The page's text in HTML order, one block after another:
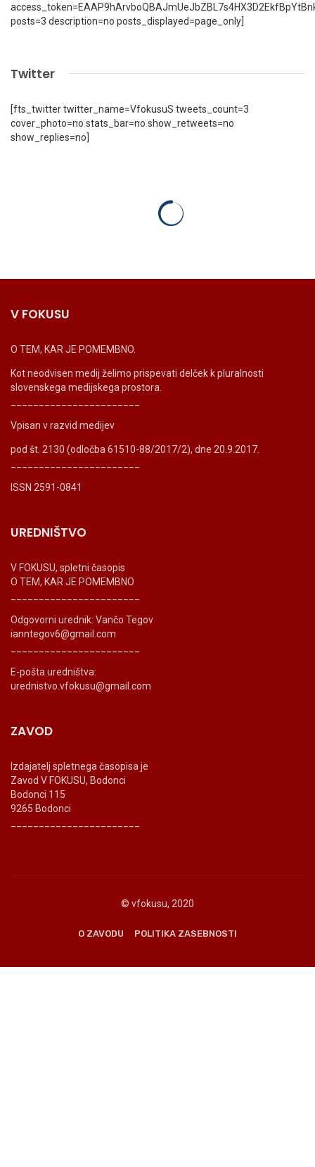
posts=3 description=no posts_displayed=page_only]
Twitter
[fts_twitter twitter_name=VfokusuS tweets_count=3
cover_photo=no stats_bar=no show_retweets=no
show_replies=no]
V FOKUSU
O TEM, KAR JE POMEMBNO.
Kot neodvisen medij želimo prispevati delček k pluralnosti
slovenskega medijskega prostora.
Vpisan v razvid medijev
pod št. 2130 (odločba 61510-88/2017/2), dne 20.9.2017.
ISSN 2591-0841
UREDNIŠTVO
V FOKUSU, spletni časopis
O TEM, KAR JE POMEMBNO
Odgovorni urednik: Vančo Tegov
ianntegov6@gmail.com
E-pošta uredništva:
urednistvo.vfokusu@gmail.com
ZAVOD
Izdajatelj spletnega časopisa je
Zavod V FOKUSU, Bodonci
Bodonci 115
9265 Bodonci
© vfokusu, 2020
O ZAVODU POLITIKA ZASEBNOSTI